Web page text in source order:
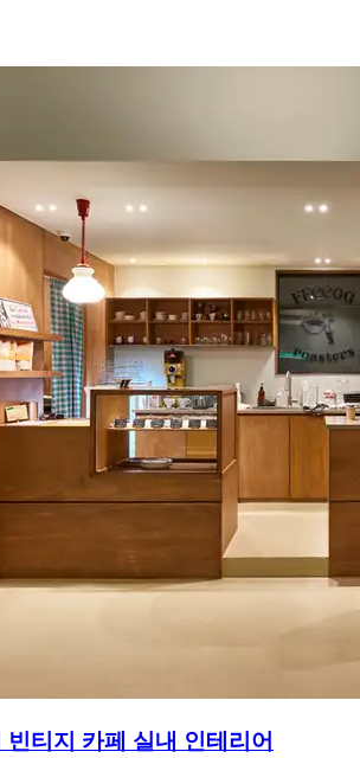
티지 카페 실내 인테리어